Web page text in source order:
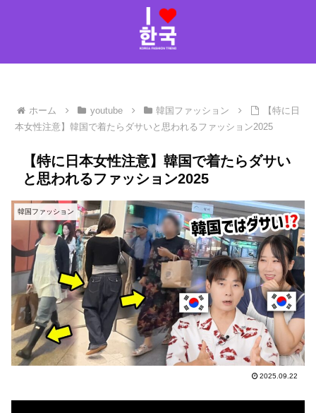
ホーム youtube 韓国ファッション
【特に日
本女性注意】韓国で着たらダサいと思われるファッション2025
【特に日本女性注意】韓国で着たらダサい
と思われるファッション2025
韓国ファッション
2025.09.22